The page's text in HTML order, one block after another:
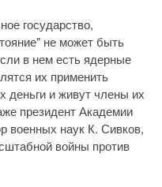
государство,
не может быть
в нем есть ядерные
их применить
деньги и живут члены их
президент Академии
военных наук К. Сивков,
войны против